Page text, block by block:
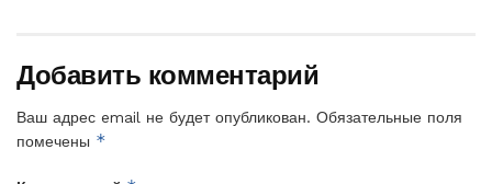
Добавить комментарий
Ваш адрес email не будет опубликован. Обязательные поля
помечены *